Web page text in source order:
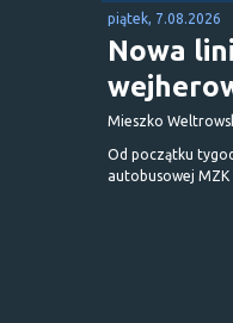
piątek, 7.08.2026
Nowa
Mieszko
Od początku
autobusowej